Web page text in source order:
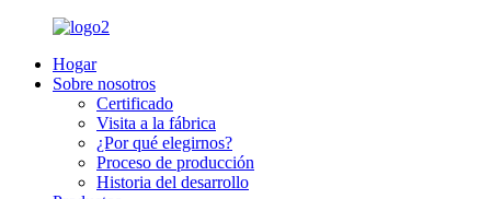
Hogar
Sobre nosotros
Certificado
Visita a la fábrica
¿Por qué elegirnos?
Proceso de producción
Historia del desarrollo